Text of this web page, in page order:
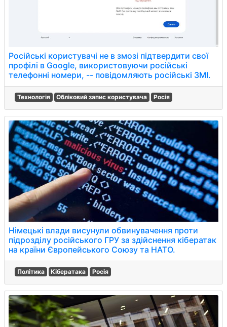
Російські користувачі не в змозі підтвердити свої
профілі в Google, використовуючи російські
телефонні номери, -- повідомляють російські ЗМІ.
Технологія Обліковий запис користувача Росія
Німецькі влади висунули обвинувачення проти
підрозділу російського ГРУ за здійснення кібератак
на країни Європейського Союзу та НАТО.
Політика Кібератака Росія